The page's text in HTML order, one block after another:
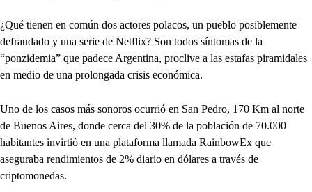
¿Qué tienen en común dos actores polacos, un pueblo posiblemente
defraudado y una serie de Netflix? Son todos síntomas de la
“ponzidemia” que padece Argentina, proclive a las estafas piramidales
en medio de una prolongada crisis económica.
Uno de los casos más sonoros ocurrió en San Pedro, 170 Km al norte
de Buenos Aires, donde cerca del 30% de la población de 70.000
habitantes invirtió en una plataforma llamada RainbowEx que
aseguraba rendimientos de 2% diario en dólares a través de
criptomonedas.